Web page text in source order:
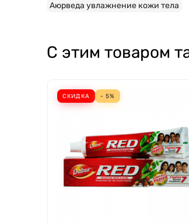
Аюрведа увлажнение кожи тела
С этим товаром
СКИДКА - 5%